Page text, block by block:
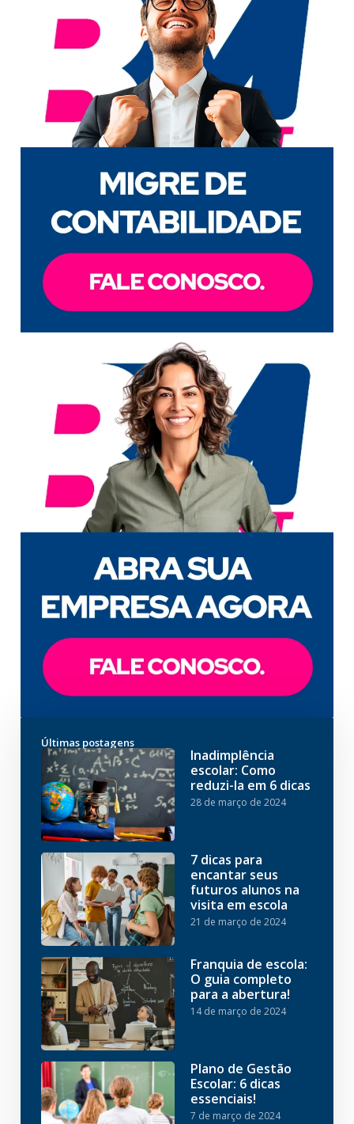
Últimas postagens
Inadimplência
escolar: Como
reduzi-la em 6 dicas
28 de março de 2024
7 dicas para
encantar seus
futuros alunos na
visita em escola
21 de março de 2024
Franquia de escola:
O guia completo
para a abertura!
14 de março de 2024
Plano de Gestão
Escolar: 6 dicas
essenciais!
7 de março de 2024